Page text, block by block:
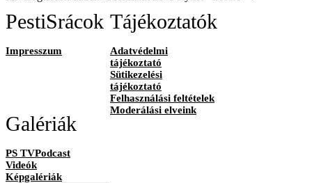
PestiSrácok
Impresszum
Tájékoztatók
Adatvédelmi
tájékoztató
Sütikezelési
tájékoztató
Felhasználási feltételek
Moderálási elveink
Galériák
PS TVPodcast
Videók
Képgalériák